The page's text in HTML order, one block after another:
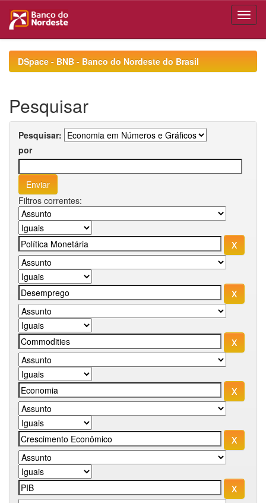
navigationDSpace - BNB - Banco do Nordeste do Brasil
Pesquisar
Pesquisar:
por
Filtros correntes: